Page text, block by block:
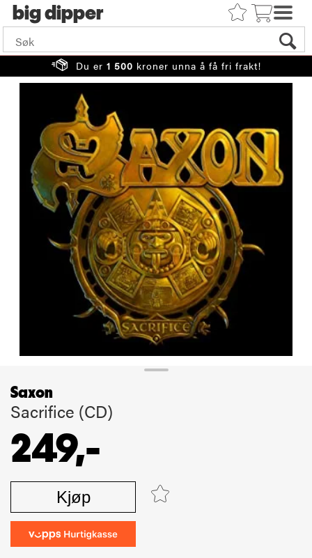
big
Du er 1 500 kroner unna å få fri frakt!
Saxon
Sacrifice (CD)
249,-
Kjøp